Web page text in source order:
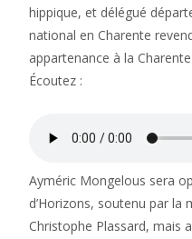
hippique, et délégué
national en Charente
appartenance à la
Écoutez :
Ayméric Mongelous sera
d’Horizons, soutenu par la
Christophe Plassard, mais